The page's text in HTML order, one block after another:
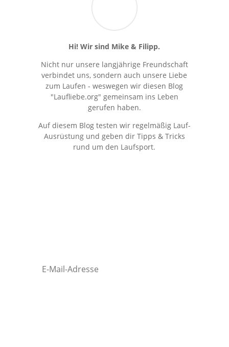
Hi! Wir sind Mike & Filipp.
Nicht nur unsere langjährige Freundschaft
verbindet uns, sondern auch unsere Liebe
zum Laufen - weswegen wir diesen Blog
"Laufliebe.org" gemeinsam ins Leben
gerufen haben.
Auf diesem Blog testen wir regelmäßig Lauf-
Ausrüstung und geben dir Tipps & Tricks
rund um den Laufsport.